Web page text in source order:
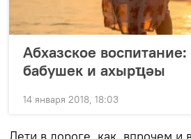
Абхазское
бабушек и ахырҵәы
14 января 2018, 18:03